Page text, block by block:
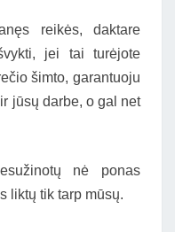
reikės, daktare
jei tai turėjote
šimto, garantuoju
jūsų darbe, o gal net
nė ponas
liktų tik tarp mūsų.